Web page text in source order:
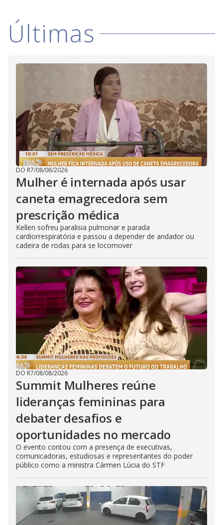
Últimas
DO R7/08/08/2026
Mulher é internada após usar
caneta emagrecedora sem
prescrição médica
Kellen sofreu paralisia pulmonar e parada
cardiorrespiratória e passou a depender de andador ou
cadeira de rodas para se locomover
DO R7/08/08/2026
Summit Mulheres reúne
lideranças femininas para
debater desafios e
oportunidades no mercado
O evento contou com a presença de executivas,
comunicadoras, estudiosas e representantes do poder
público como a ministra Cármen Lúcia do STF